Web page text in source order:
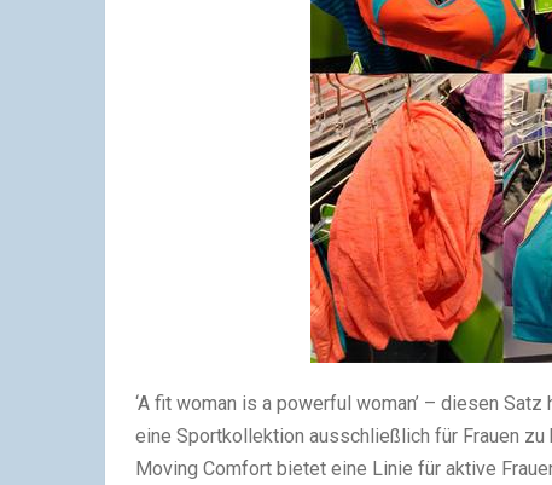
‘A fit woman is a powerful woman’ – diesen
eine Sportkollektion ausschließlich für Frauen
Moving Comfort bietet eine Linie für aktive